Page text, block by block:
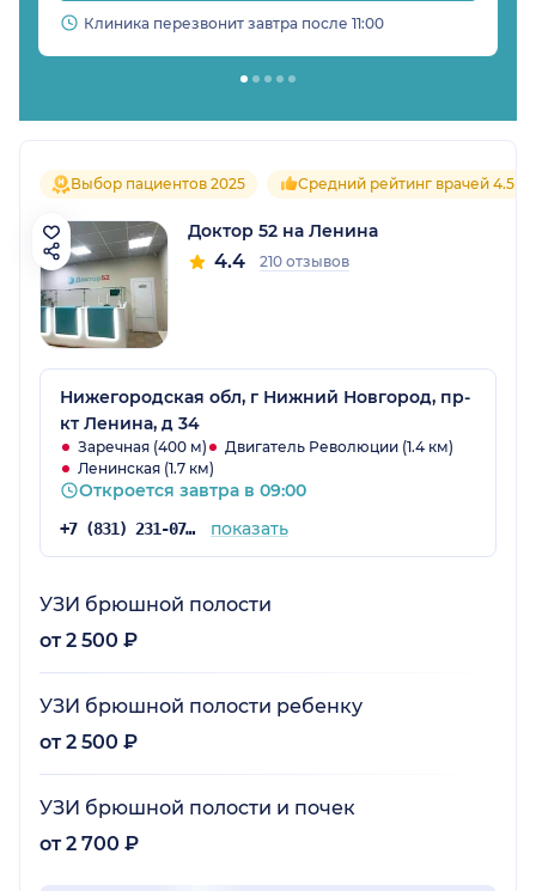
Клиника перезвонит завтра после 11:00
Выбор пациентов 2025 Средний рейтинг врачей 4.5
Доктор 52 на Ленина
4.4 210 отзывов
Нижегородская обл, г Нижний Новгород, пр-
кт Ленина, д 34
Заречная (400 м)
Двигатель Революции (1.4 км)
Ленинская (1.7 км)
Откроется завтра в 09:00
+7 (831) 231-07-15 показать
УЗИ брюшной полости
от 2 500 ₽
УЗИ брюшной полости ребенку
от 2 500 ₽
УЗИ брюшной полости и почек
от 2 700 ₽